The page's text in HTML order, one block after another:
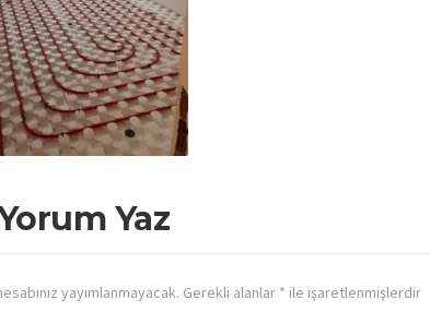
Yaz
yayımlanmayacak. Gerekli alanlar * ile işaretlenmişlerdir